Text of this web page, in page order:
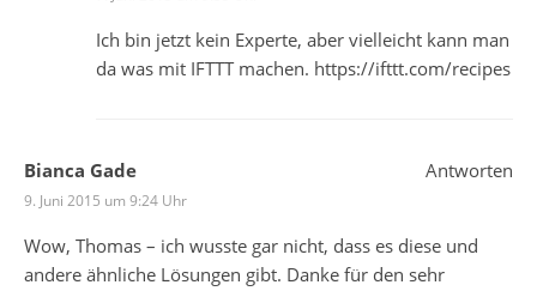
Ich bin jetzt kein Experte, aber vielleicht kann man
da was mit IFTTT machen. https://ifttt.com/recipes
Bianca Gade
9. Juni 2015 um 9:24 Uhr
Wow, Thomas – ich wusste gar nicht, dass es diese und
andere ähnliche Lösungen gibt. Danke für den sehr
Antworten